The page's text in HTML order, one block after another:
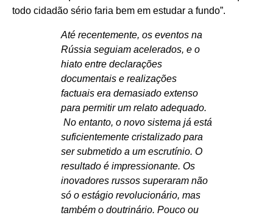
todo cidadão sério faria bem em estudar a fundo”.
Até recentemente, os eventos na
Rússia seguiam acelerados, e o
hiato entre declarações
documentais e realizações
factuais era demasiado extenso
para permitir um relato adequado.
No entanto, o novo sistema já está
suficientemente cristalizado para
ser submetido a um escrutínio. O
resultado é impressionante. Os
inovadores russos superaram não
só o estágio revolucionário, mas
também o doutrinário. Pouco ou